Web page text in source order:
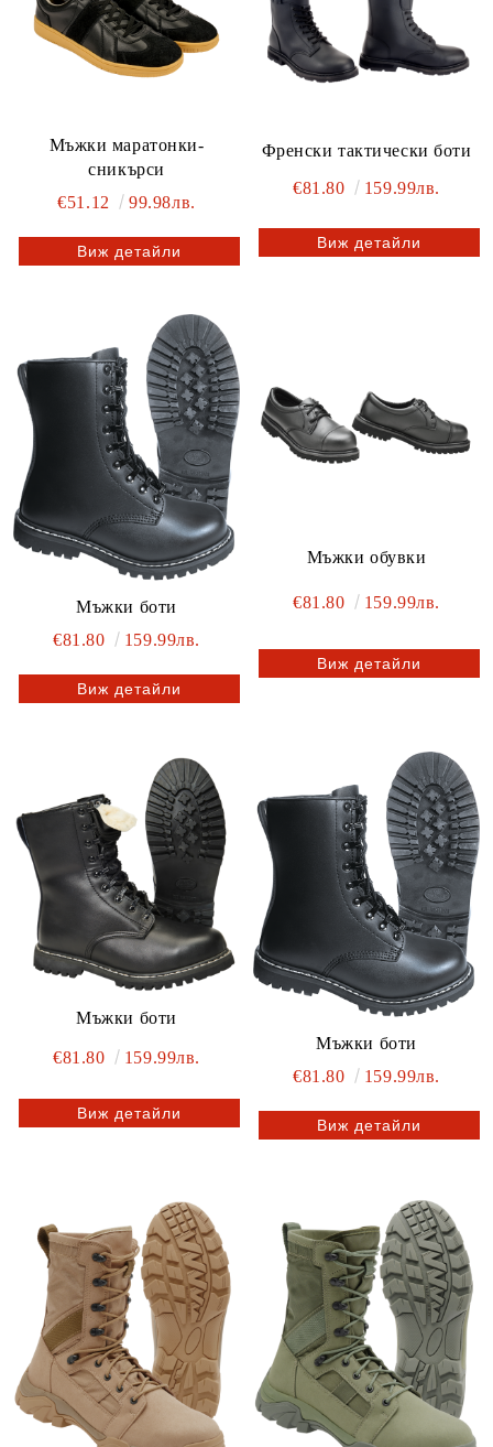
Мъжки маратонки-
сникърси
€51.12
99.98лв.
Виж детайли
Френски тактически боти
€81.80 159.99лв.
Виж детайли
Мъжки боти
€81.80
159.99лв.
Виж детайли
Мъжки обувки
€81.80 159.99лв.
Виж детайли
Мъжки боти
€81.80 159.99лв.
Виж детайли
Мъжки боти
€81.80
159.99лв.
Виж детайли